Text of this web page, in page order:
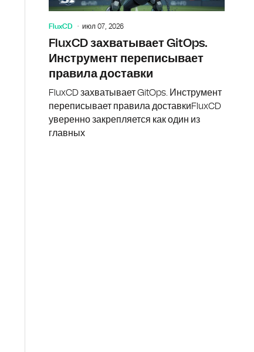
FluxCD июл 07, 2026
FluxCD захватывает GitOps.
Инструмент переписывает
правила доставки
FluxCD захватывает GitOps. Инструмент
переписывает правила доставкиFluxCD
уверенно закрепляется как один из
главных